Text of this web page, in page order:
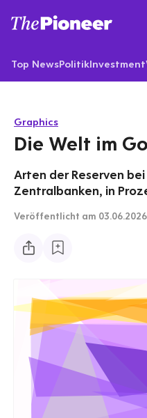
Top NewsPolitikInvestment
Graphics
Die Welt im
Arten der Reserven
Zentralbanken, in
Veröffentlicht am 03.06.2026